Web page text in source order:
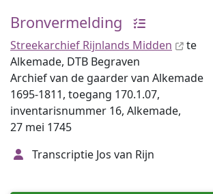
Bronvermelding
Streekarchief Rijnlands Midden
te
Alkemade, DTB Begraven
Archief van de gaarder van Alkemade
1695-1811, toegang 170.1.07,
inventarisnummer 16, Alkemade,
27 mei 1745
Transcriptie Jos van Rijn